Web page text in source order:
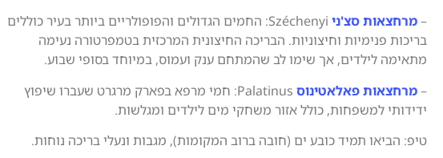
–מרחצאות סצ'ני
Széchenyi: החמים הגדולים והפופולריים ביותר בעיר כוללים
בריכות פנימיות וחיצוניות. הבריכה החיצונית המרכזית בטמפרטורה נעימה
מתאימה לילדים, אך שימו לב שהמתחם ענק ועמוס, במיוחד בסופי שבוע.
–מרחצאות פאלאטינוס
Palatinus: חמי מרפא בפארק מרגרט שעברו שיפוץ
ידידותי למשפחות, כולל אזור משחקי מים לילדים ומגלשות.
טיפ: הביאו תמיד כובע ים (חובה ברוב המקומות), מגבות ונעלי בריכה נוחות.